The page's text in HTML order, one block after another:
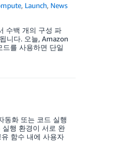
, Launch, News
수백 개의 구성 파
니다. 오늘, Amazon
드를 사용하면 단일
동화 또는 코드 실행
실행 환경이 서로 완
함수 내에 사용자